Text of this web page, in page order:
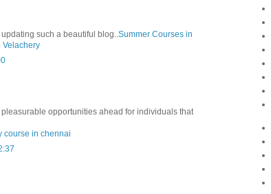
such a beautiful blog.. Summer Courses in
Velachery
opportunities ahead for individuals that
course in chennai